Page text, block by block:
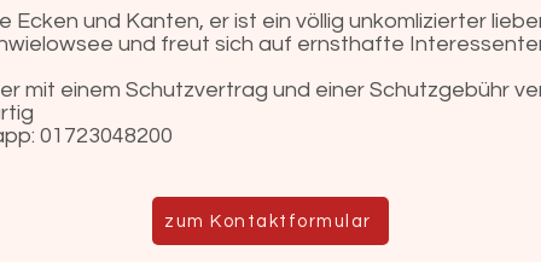
Ecken und Kanten, er ist ein völlig unkomlizierter
und freut sich auf ernsthafte
mit einem Schutzvertrag und einer Schutzgebühr
01723048200
zum Kontaktformular